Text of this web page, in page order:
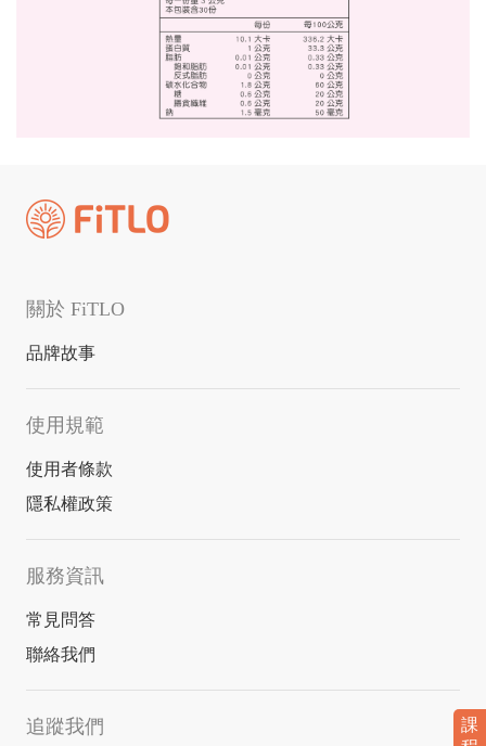
關於 FiTLO
品牌故事
使用規範
使用者條款
隱私權政策
服務資訊
常見問答
聯絡我們
追蹤我們
課